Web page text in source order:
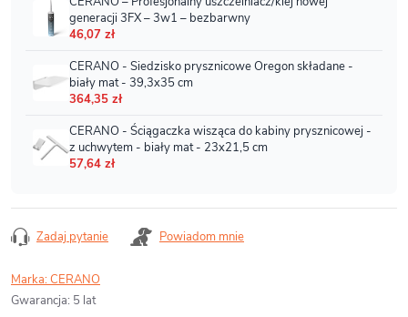
Zadaj pytanie Powiadom mnie
Marka:CERANO
Gwarancja: 5 lat